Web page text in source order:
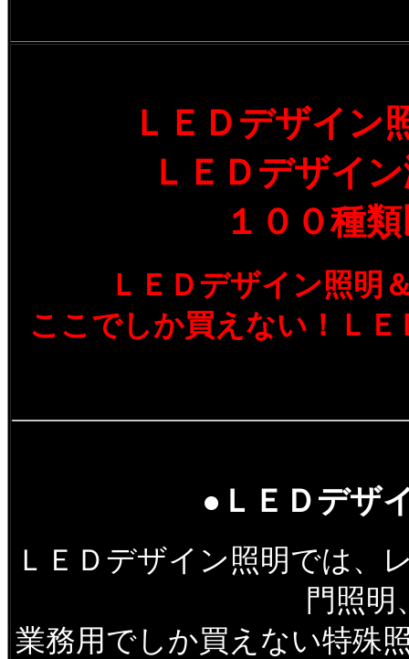
ＬＥＤデザイン
ＬＥＤデザイ
１００種
ＬＥＤデザイン照明
ここでしか買えない！Ｌ
●ＬＥＤデザ
ＬＥＤデザイン照明では、
門照明
業務用でしか買えない特殊